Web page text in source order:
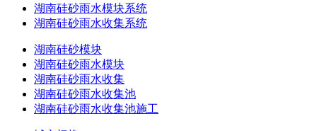
湖南硅砂雨水模块系统
湖南硅砂雨水收集系统
湖南硅砂模块
湖南硅砂雨水模块
湖南硅砂雨水收集
湖南硅砂雨水收集池
湖南硅砂雨水收集池施工